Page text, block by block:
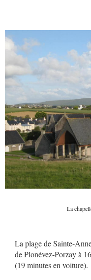
La
La plage de Sainte-
de Plonévez-Porzay à
(19 minutes en voiture).